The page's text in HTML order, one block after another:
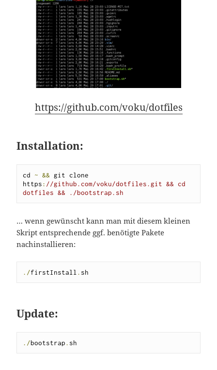
https://github.com/voku/dotfiles
Installation:
cd ~ && git clone
https: //github.com/voku/dotfiles.git && cd
dotfiles && ./bootstrap.sh
… wenn gewünscht kann man mit diesem kleinen
Skript entsprechende ggf. benötigte Pakete
nachinstallieren:
./firstInstall . sh
Update:
./bootstrap . sh